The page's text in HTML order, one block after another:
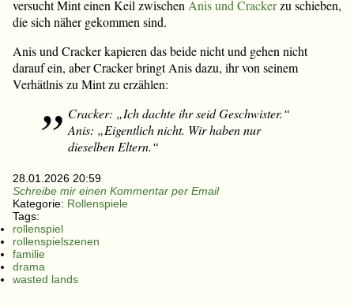
versucht Mint einen Keil zwischen Anis und Crackerzu schieben,
die sich näher gekommen sind.
Anis und Cracker kapieren das beide nicht und gehen nicht
darauf ein, aber Cracker bringt Anis dazu, ihr von seinem
Verhätlnis zu Mint zu erzählen:
Cracker: „Ich dachte ihr seid Geschwister.“
Anis: „Eigentlich nicht. Wir haben nur
dieselben Eltern.“
28.01.2026 20:59
Schreibe mir einen Kommentar per Email
Kategorie: Rollenspiele
Tags:
rollenspiel
rollenspielszenen
familie
drama
wasted lands